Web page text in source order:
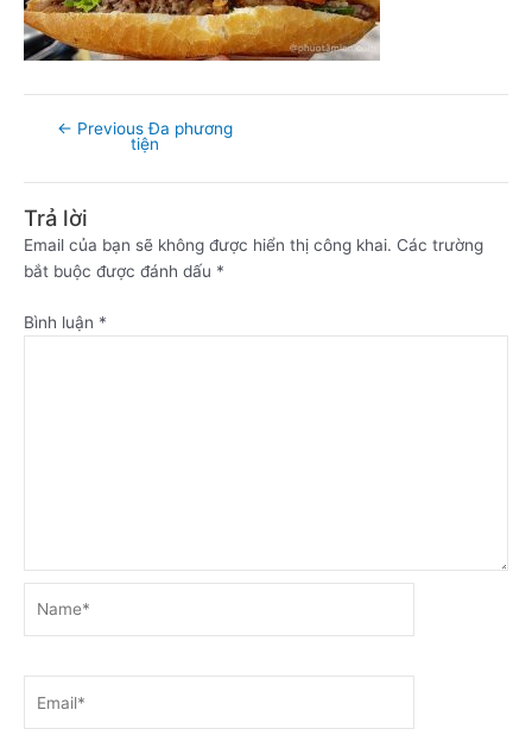
← Previous Đa phương
tiện
Trả lời
Email của bạn sẽ không được hiển thị công khai. Các trường
bắt buộc được đánh dấu *
Bình luận *